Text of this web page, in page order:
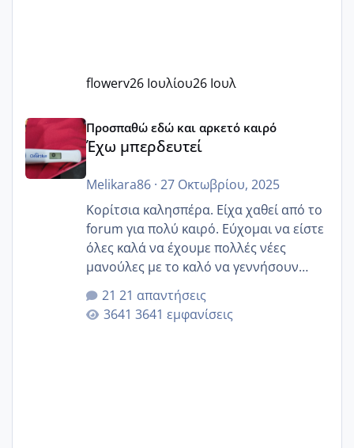
flowerv26 Ιουλίου26 Ιουλ
Έχω μπερδευτεί
Προσπαθώ εδώ και αρκετό καιρό
Έχω μπερδευτεί
Melikara86· 27 Οκτωβρίου, 2025
Κορίτσια καλησπέρα. Είχα χαθεί από το
forum για πολύ καιρό. Εύχομαι να είστε
όλες καλά να έχουμε πολλές νέες
μανούλες με το καλό να γεννήσουν
αυτές που ήδη περιμένουν. Να πάρουν
γερα μωράκια στην αγκαλίτσα τους
🙏🏼🙏🏼 Ας πάμε λοιπόν στο θέμα μου.
21 απαντήσεις
3641 εμφανίσεις